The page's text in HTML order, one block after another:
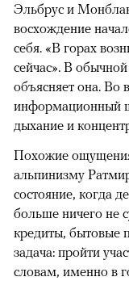
Эльбрус и
восхождение
себя. «В горах
сейчас». В
объясняет она. Во
информационный
дыхание и
Похожие
альпинизму
состояние, когда
больше ничего не
кредиты, бытовые
задача: пройти
словам, именно в